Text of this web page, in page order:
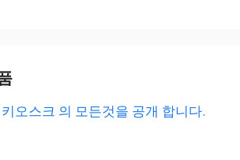
키오스크 의 모든것을 공개 합니다.